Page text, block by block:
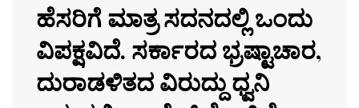
ಹೆಸರಿಗೆ ಮಾತ್ರ ಸದನದಲ್ಲಿ ಒಂದು
ವಿಪಕ್ಷವಿದೆ. ಸರ್ಕಾರದ ಭ್ರಷ್ಟಾಚಾರ,
ದುರಾಡಳಿತದ ವಿರುದ್ದು ಧ್ವನಿ